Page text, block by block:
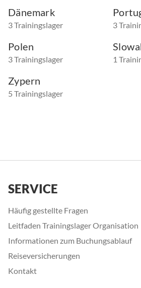
Dänemark
3 Trainingslager 3
Polen
3 Trainingslager 1
Zypern
5 Trainingslager
SERVICE
Häufig gestellte Fragen
Leitfaden Trainingslager Organisation
Informationen zum Buchungsablauf
Reiseversicherungen
Kontakt